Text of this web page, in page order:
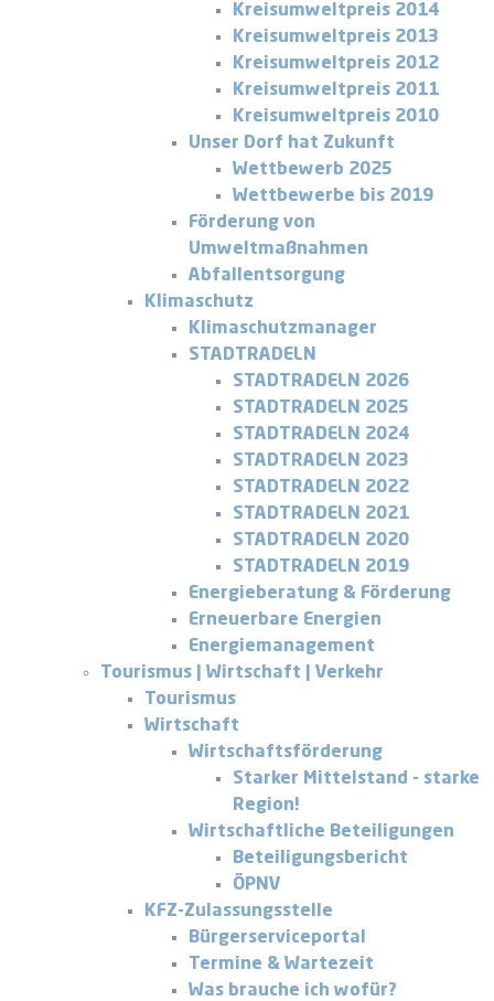
Kreisumweltpreis 2014
Kreisumweltpreis 2013
Kreisumweltpreis 2012
Kreisumweltpreis 2011
Kreisumweltpreis 2010
Unser Dorf hat Zukunft
Wettbewerb 2025
Wettbewerbe bis 2019
Förderung von
Umweltmaßnahmen
Abfallentsorgung
Klimaschutz
Klimaschutzmanager
STADTRADELN
STADTRADELN 2026
STADTRADELN 2025
STADTRADELN 2024
STADTRADELN 2023
STADTRADELN 2022
STADTRADELN 2021
STADTRADELN 2020
STADTRADELN 2019
Energieberatung & Förderung
Erneuerbare Energien
Energiemanagement
Tourismus | Wirtschaft | Verkehr
Tourismus
Wirtschaft
Wirtschaftsförderung
Starker Mittelstand - starke
Region!
Wirtschaftliche Beteiligungen
Beteiligungsbericht
ÖPNV
KFZ-Zulassungsstelle
Bürgerserviceportal
Termine & Wartezeit
Was brauche ich wofür?